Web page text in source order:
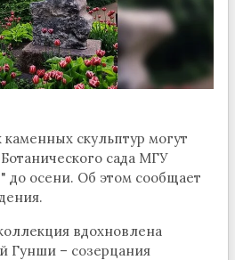
скульптур могут
сада МГУ
до осени. Об этом сообщает
вдохновлена
Гунши – созерцания